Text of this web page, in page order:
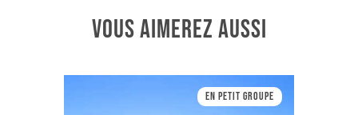
VOUS AIMEREZ AUSSI
En petit Groupe